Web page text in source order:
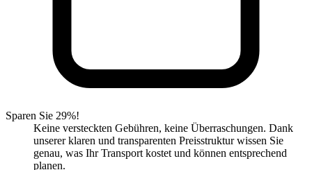
Sparen Sie 29%!
Keine versteckten Gebühren, keine Überraschungen. Dank
unserer klaren und transparenten Preisstruktur wissen Sie
genau, was Ihr Transport kostet und können entsprechend
planen.